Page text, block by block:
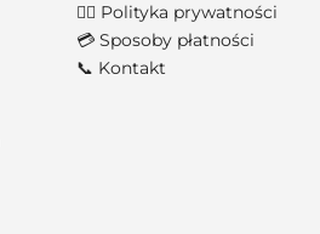
🐱‍👤 Polityka prywatności
💳 Sposoby płatności
📞 Kontakt